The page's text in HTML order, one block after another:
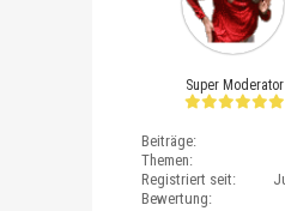
Super Moderator
Beiträge:
Themen:
Registriert seit:
Bewertung: